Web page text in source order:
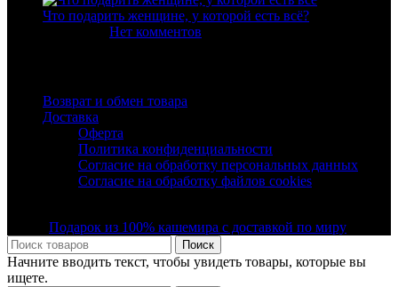
Что подарить женщине, у которой есть всё?
Нет комментов
Возврат и обмен товара
Доставка
Оферта
Политика конфиденциальности
Согласие на обработку персональных данных
Согласие на обработку файлов cookies
Подарок из 100% кашемира с доставкой по миру
Поиск
Начните вводить текст, чтобы увидеть товары, которые вы
ищете.